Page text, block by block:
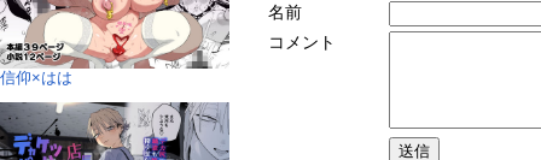
名前
コメント
信仰×はは